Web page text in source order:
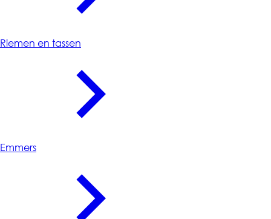
Riemen en tassen
Emmers